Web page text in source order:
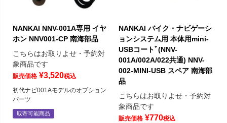
NANKAI NNV-001A専用 イヤ
ホン NNV001-CP 南海部品
こちらはお取りよせ・予約対
象商品です
販売価格 ¥3,520税込
初代ナビ001Aモデルのオプション
パーツ
取寄可能商品
NANKAI バイク・ナビゲーシ
ョンシステム用 本体用mini-
USBコートﾞ(NNV-
001A/002A/022共通) NNV-
002-MINI-USB スペア 南海部
品
こちらはお取りよせ・予約対
象商品です
販売価格 ¥770税込